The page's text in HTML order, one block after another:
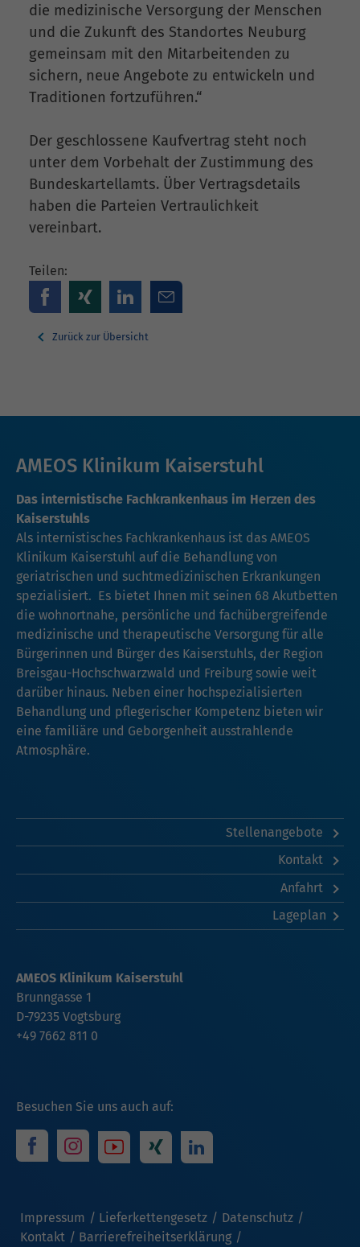
die medizinische Versorgung der Menschen
und die Zukunft des Standortes Neuburg
gemeinsam mit den Mitarbeitenden zu
sichern, neue Angebote zu entwickeln und
Traditionen fortzuführen.“
Der geschlossene Kaufvertrag steht noch
unter dem Vorbehalt der Zustimmung des
Bundeskartellamts. Über Vertragsdetails
haben die Parteien Vertraulichkeit
vereinbart.
Teilen:
Zurück zur Übersicht
AMEOS Klinikum Kaiserstuhl
Das internistische Fachkrankenhaus im Herzen des
Kaiserstuhls
Als internistisches Fachkrankenhaus ist das AMEOS
Klinikum Kaiserstuhl auf die Behandlung von
geriatrischen und suchtmedizinischen Erkrankungen
spezialisiert. Es bietet Ihnen mit seinen 68 Akutbetten
die wohnortnahe, persönliche und fachübergreifende
medizinische und therapeutische Versorgung für alle
Bürgerinnen und Bürger des Kaiserstuhls, der Region
Breisgau-Hochschwarzwald und Freiburg sowie weit
darüber hinaus. Neben einer hochspezialisierten
Behandlung und pflegerischer Kompetenz bieten wir
eine familiäre und Geborgenheit ausstrahlende
Atmosphäre.
Stellenangebote
Kontakt
Anfahrt
Lageplan
Besuchen Sie uns auch auf:
Impressum Lieferkettengesetz
Datenschutz
Kontakt
Barrierefreiheitserklärung
AMEOS Klinikum Kaiserstuhl
Brunngasse 1
D-79235 Vogtsburg
+49 7662 811 0